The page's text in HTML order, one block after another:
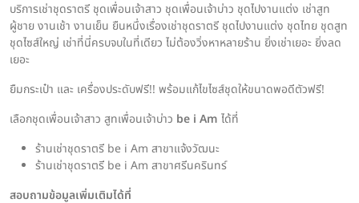
บริการเช่าชุดราตรี ชุดเพื่อนเจ้าสาว ชุดเพื่อนเจ้าบ่าว ชุดไปงานแต่ง เช่าสูท
ผู้ชาย งานเช้า งานเย็น ยืนหนึ่งเรื่องเช่าชุดราตรี ชุดไปงานแต่ง ชุดไทย ชุดสูท
ชุดไซส์ใหญ่ เช่าที่นี่ครบจบในที่เดียว ไม่ต้องวิ่งหาหลายร้าน ยิ่งเช่าเยอะ ยิ่งลด
เยอะ
ยืมกระเป๋า และ เครื่องประดับฟรี!! พร้อมแก้ไขไซส์ชุดให้ขนาดพอดีตัวฟรี!
เลือกชุดเพื่อนเจ้าสาว สูทเพื่อนเจ้าบ่าว be i Am ได้ที่
ร้านเช่าชุดราตรี be i Am สาขาแจ้งวัฒนะ
ร้านเช่าชุดราตรี be i Am สาขาศรีนครินทร์
สอบถามข้อมูลเพิ่มเติมได้ที่